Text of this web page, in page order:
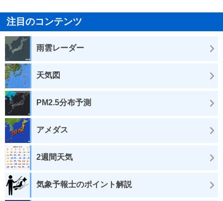
注目のコンテンツ
雨雲レーダー
天気図
PM2.5分布予測
アメダス
2週間天気
気象予報士のポイント解説